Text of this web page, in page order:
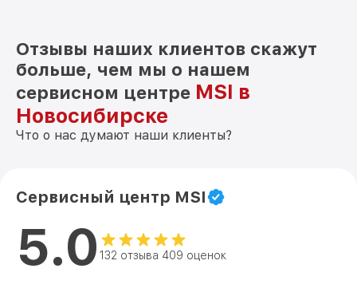
Отзывы наших клиентов скажут
больше, чем мы о нашем
сервисном центре MSI в
Новосибирске
Что о нас думают наши клиенты?
Сервисный центр MSI
5.0 132 отзыва 409 оценок